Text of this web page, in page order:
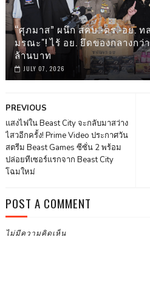
“ศุภมาส” ผนึก สคบ.-ตร.-อย.
มรณะ"! ไร้ อย. ยึดของกลางกว่
ล้านบาท
JULY 07, 2026
PREVIOUS
แสงไฟใน Beast City จะกลับมาสว่าง
ไสวอีกครั้ง! Prime Video ประกาศวัน
สตรีม Beast Games ซีซั่น 2 พร้อม
ปล่อยทีเซอร์แรกจาก Beast City
โฉมใหม่
POST A COMMENT
ไม่มีความคิดเห็น